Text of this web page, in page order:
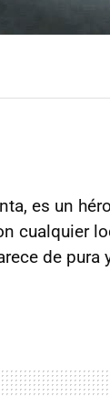
es un
cualquier
de pura